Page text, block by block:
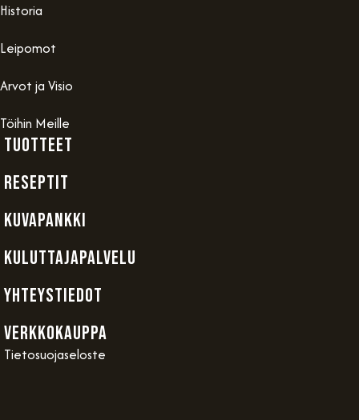
Historia
Leipomot
Arvot ja Visio
Töihin Meille
TUOTTEET
RESEPTIT
KUVAPANKKI
KULUTTAJAPALVELU
YHTEYSTIEDOT
VERKKOKAUPPA
Tietosuojaseloste